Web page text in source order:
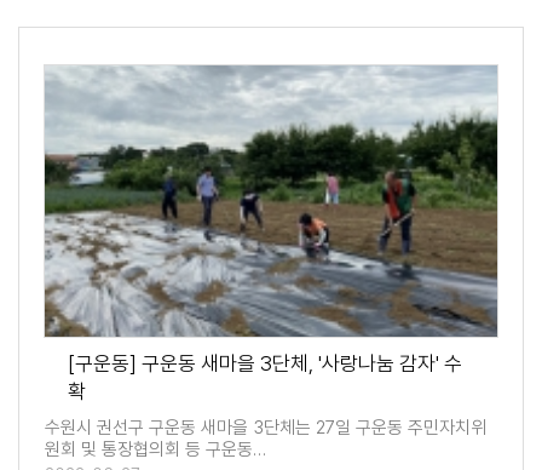
[구운동] 구운동 새마을 3단체, '사랑나눔 감자' 수
확
수원시 권선구 구운동 새마을 3단체는 27일 구운동 주민자치위
원회 및 통장협의회 등 구운동…